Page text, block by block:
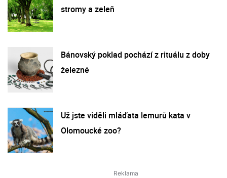
stromy a zeleň
Bánovský poklad pochází z rituálu z doby
železné
Už jste viděli mláďata lemurů kata v
Olomoucké zoo?